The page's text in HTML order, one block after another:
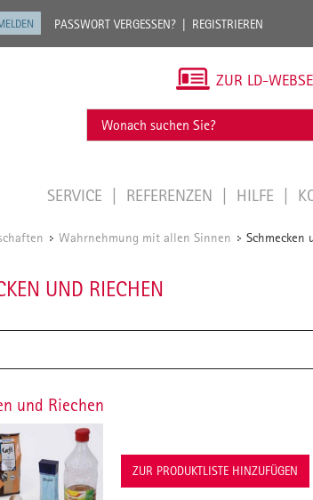
PASSWORT VERGESSEN? REGISTRIEREN
ZUR LD-
SERVICE REFERENZEN HILFE
/ Wahrnehmung mit allen Sinnen / Schmecken
UND RIECHEN
und Riechen
ZUR PRODUKTLISTE HINZUFÜGEN